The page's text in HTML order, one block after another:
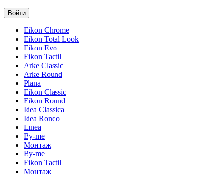
Eikon Chrome
Eikon Total Look
Eikon Evo
Eikon Tactil
Arke Classic
Arke Round
Plana
Eikon Classic
Eikon Round
Idea Classica
Idea Rondo
Linea
By-me
Монтаж
By-me
Eikon Tactil
Монтаж